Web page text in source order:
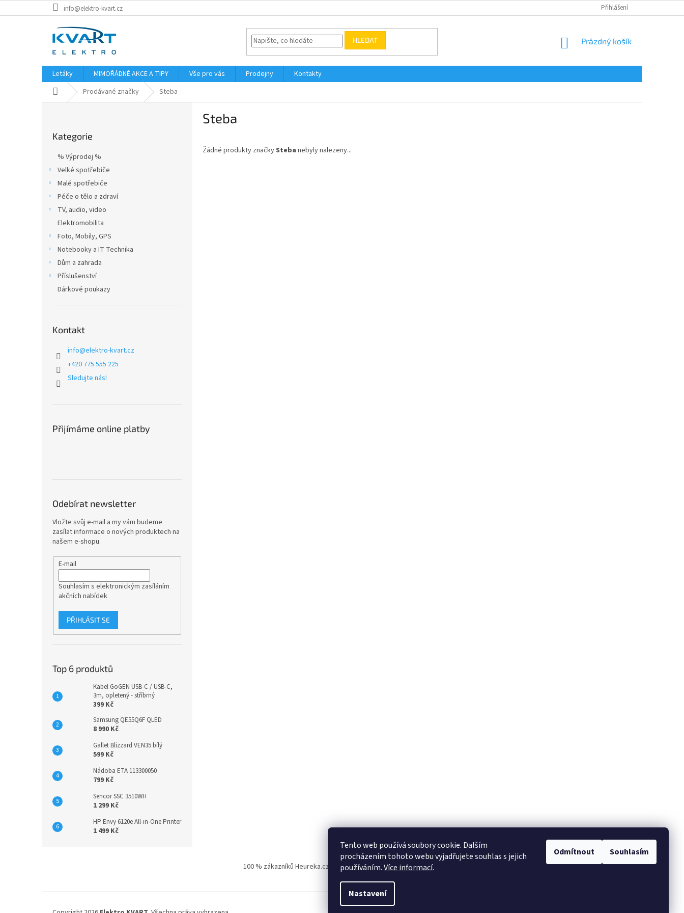
Tento web používá soubory cookie. Dalším
procházením tohoto webu vyjadřujete souhlas s jejich
používáním.Více informací.
Nastavení
Odmítnout Souhlasím
na
info@elektro-kvart.cz Přihlášení
HLEDAT
NÁKUPNÍ
Prázdný košík
Letáky MIMOŘÁDNÉ AKCE A TIPY Vše pro vás Prodejny
Kontakty
Domů Prodávané značky Steba
kategorie
Kategorie
% Výprodej %
Velké spotřebiče
Malé spotřebiče
Péče o tělo a zdraví
TV, audio, video
Elektromobilita
Foto, Mobily, GPS
Notebooky a IT Technika
Dům a zahrada
Příslušenství
Dárkové poukazy
Kontakt
info@elektro-kvart.cz
+420 775 555 225
Sledujte nás!
Přijímáme online platby
Odebírat newsletter
Vložte svůj e-mail a my vám budeme
zasílat informace o nových produktech na
našem e-shopu.
E-mail
Souhlasím s elektronickým zasíláním
akčních nabídek
PŘIHLÁSIT SE
Top 6 produktů
Kabel GoGEN USB-C / USB-C,
3m, opletený - stříbrný
399 Kč
Samsung QE55Q6F QLED
8 990 Kč
Gallet Blizzard VEN35 bílý
599 Kč
Nádoba ETA 113300050
799 Kč
Sencor SSC 3510WH
1 299 Kč
HP Envy 6120e All-in-One Printer
1 499 Kč
Steba
Žádné produkty značkySteba nebyly nalezeny...
100 % zákazníků Heureka.cz nás doporučuje! Zboží.cz Firmy.cz